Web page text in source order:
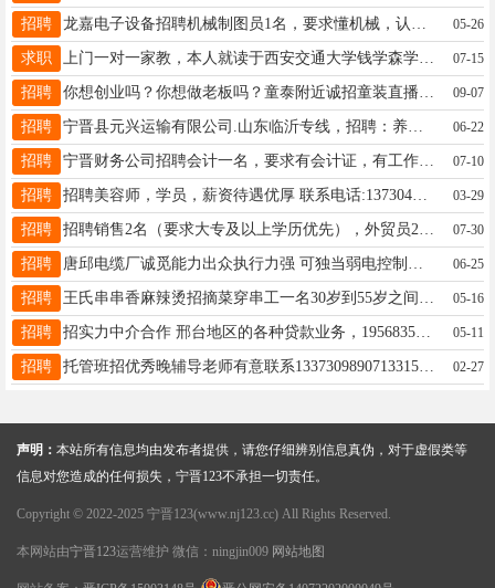
招聘 05-26
求职 上门一对一家教，本人就读于西安交通大学钱学森学院，可补习初中 高中英语 数学 物理 化学，英语四六级已过，教过高三数学英语物理化学，家住县城，上门带课，培优补弱，查漏补缺。需要请加微信联系 13730093582 07-15
招聘 09-07
招聘 宁晋县元兴运输有限公司.山东临沂专线，招聘：养牛场喂牛工人一名，A2开半挂，招在公司提货C1、B2本司机，驾驶经验在2年以上者，勤劳善良、有责任心、优先录用，工资面议。有意者联系13903192047非诚勿扰。 06-22
招聘 宁晋财务公司招聘会计一名，要求有会计证，有工作经验，亚威领郡门口，15733116841 07-10
招聘 招聘美容师，学员，薪资待遇优厚 联系电话:13730484777 03-29
招聘 07-30
招聘 06-25
招聘 05-16
招聘 招实力中介合作 邢台地区的各种贷款业务，19568358183同微 05-11
招聘 托管班招优秀晚辅导老师有意联系1337309890713315936507 02-27
声明： 本站所有信息均由发布者提供，请您仔细辨别信息真伪，对于虚假类等
信息对您造成的任何损失，宁晋123不承担一切责任。
Copyright © 2022-2025 宁晋123(www.nj123.cc) All Rights Reserved.
本网站由宁晋123运营维护 微信：ningjin009 网站地图